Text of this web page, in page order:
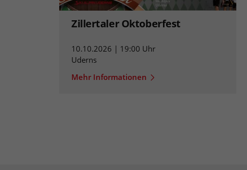
Zillertaler Oktoberfest
10.10.2026 | 19:00 Uhr
Uderns
Mehr Informationen